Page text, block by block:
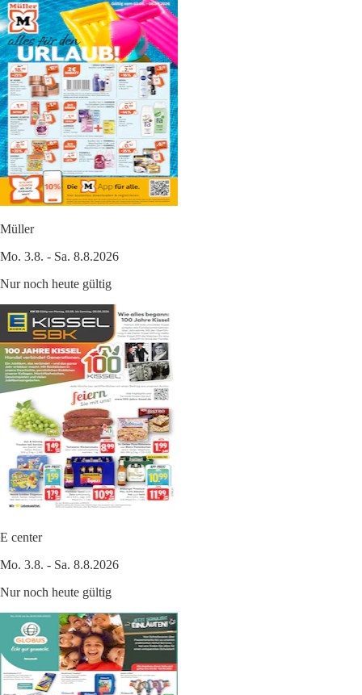
Müller
Mo. 3.8. - Sa. 8.8.2026
Nur noch heute gültig
E center
Mo. 3.8. - Sa. 8.8.2026
Nur noch heute gültig